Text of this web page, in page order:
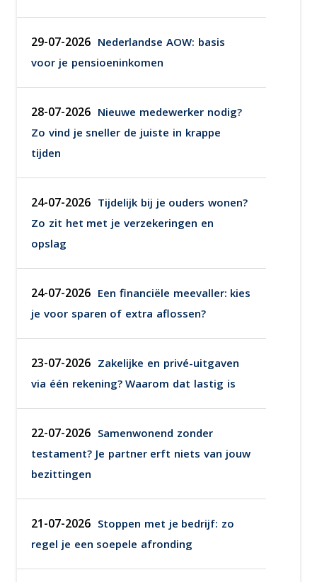
29-07-2026 Nederlandse AOW: basis
voor je pensioeninkomen
28-07-2026 Nieuwe medewerker nodig?
Zo vind je sneller de juiste in krappe
tijden
24-07-2026 Tijdelijk bij je ouders wonen?
Zo zit het met je verzekeringen en
opslag
24-07-2026 Een financiële meevaller: kies
je voor sparen of extra aflossen?
23-07-2026 Zakelijke en privé-uitgaven
via één rekening? Waarom dat lastig is
22-07-2026 Samenwonend zonder
testament? Je partner erft niets van jouw
bezittingen
21-07-2026 Stoppen met je bedrijf: zo
regel je een soepele afronding